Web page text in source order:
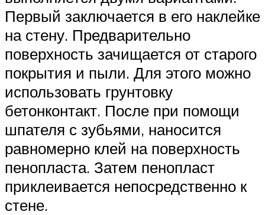
Первый заключается в его наклейке
на стену. Предварительно
поверхность зачищается от старого
покрытия и пыли. Для этого можно
использовать грунтовку
бетонконтакт. После при помощи
шпателя с зубьями, наносится
равномерно клей на поверхность
пенопласта. Затем пенопласт
приклеивается непосредственно к
стене.